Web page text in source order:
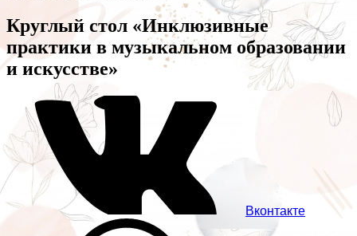
Круглый стол «Инклюзивные
практики в музыкальном образовании
и искусстве»
Вконтакте